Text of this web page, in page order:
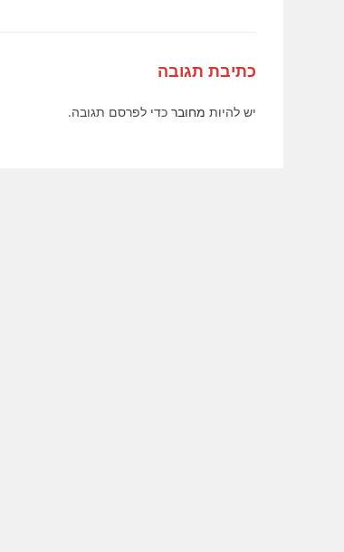
כתיבת תגובה
יש להיות מחובר כדי לפרסם תגובה.